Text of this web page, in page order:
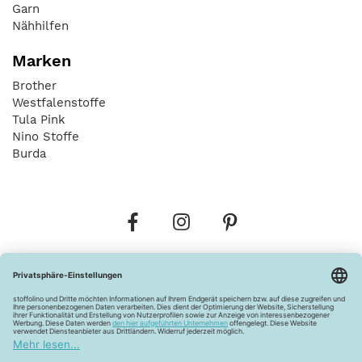
Garn
Nähhilfen
Marken
Brother
Westfalenstoffe
Tula Pink
Nino Stoffe
Burda
Widerrufsbelehrung Vertrag widerrufen
Barrierefreiheitserklärung